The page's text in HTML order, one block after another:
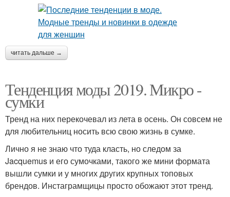
читать дальше →
Тенденция моды 2019. Микро -
сумки
Тренд на них перекочевал из лета в осень. Он совсем не
для любительниц носить всю свою жизнь в сумке.
Лично я не знаю что туда класть, но следом за
Jacquemus и его сумочками, такого же мини формата
вышли сумки и у многих других крупных топовых
брендов. Инстаграмщицы просто обожают этот тренд.